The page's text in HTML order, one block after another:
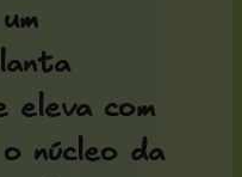
eleva com
núcleo da